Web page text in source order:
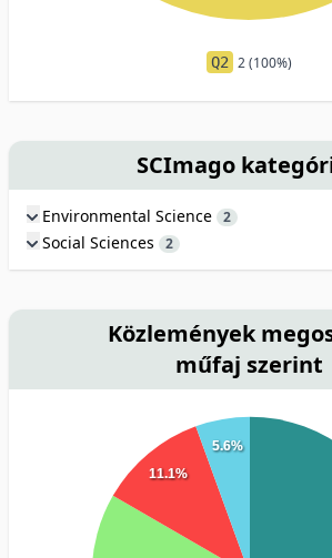
Q2 2 (100%)
SCImago
Environmental Science 2
Social Sciences 2
Közlemények
műfaj szerint
11.1%
5.6%